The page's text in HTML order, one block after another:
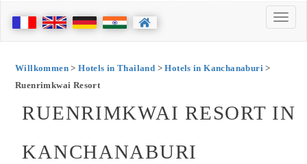
Willkommen>Hotels in Thailand >Hotels in Kanchanaburi>
Ruenrimkwai Resort
RUENRIMKWAI RESORT IN
KANCHANABURI